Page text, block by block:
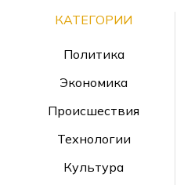
КАТЕГОРИИ
Политика
Экономика
Происшествия
Технологии
Культура